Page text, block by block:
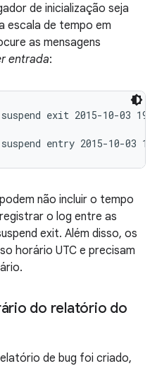
de inicialização seja
escala de tempo em
as mensagens
entrada:
exit 2015-10-03
entry 2015-10-03
não incluir o tempo
o log entre as
exit. Além disso, os
horário UTC e precisam
do relatório do
de bug foi criado,